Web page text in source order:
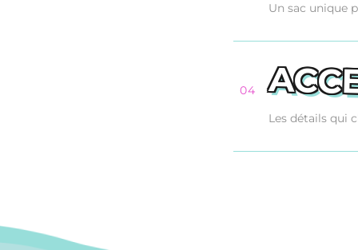
Un sac unique
04
Les détails qui